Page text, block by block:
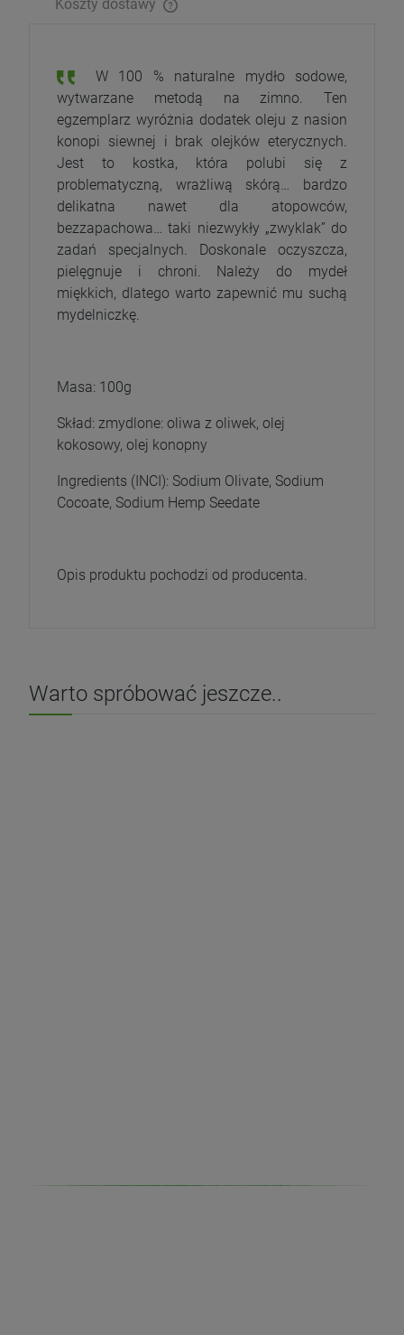
Koszty dostawy
W 100 % naturalne mydło sodowe,
wytwarzane metodą na zimno. Ten
egzemplarz wyróżnia dodatek oleju z nasion
konopi siewnej i brak olejków eterycznych.
Jest to kostka, która polubi się z
problematyczną, wrażliwą skórą… bardzo
delikatna nawet dla atopowców,
bezzapachowa… taki niezwykły „zwyklak” do
zadań specjalnych. Doskonale oczyszcza,
pielęgnuje i chroni. Należy do mydeł
miękkich, dlatego warto zapewnić mu suchą
mydelniczkę.
Masa: 100g
Skład: zmydlone: oliwa z oliwek, olej
kokosowy, olej konopny
Ingredients (INCI): Sodium Olivate, Sodium
Cocoate, Sodium Hemp Seedate
Opis produktu pochodzi od producenta.
Warto spróbować jeszcze..